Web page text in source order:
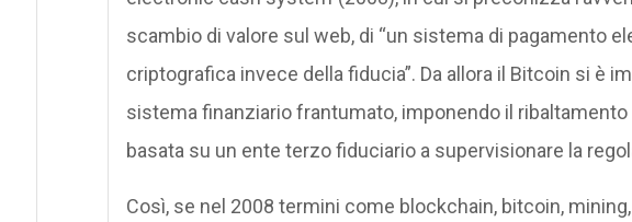
scambio di valore sul web, di “un sistema di pagamento
criptografica invece della fiducia”. Da allora il Bitcoin si è
sistema finanziario frantumato, imponendo il
basata su un ente terzo fiduciario a supervisionare la
Così, se nel 2008 termini come blockchain, bitcoin,